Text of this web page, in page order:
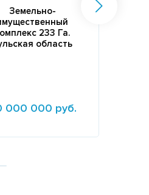
Земельно-
233 Га.
область
000 000 руб.